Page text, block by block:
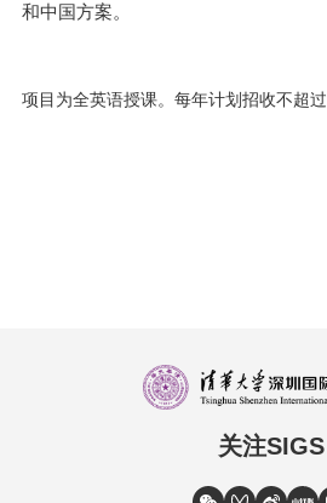
和中国方案。
项目为全英语授课。 每年计划招收不超过
关注SIGS